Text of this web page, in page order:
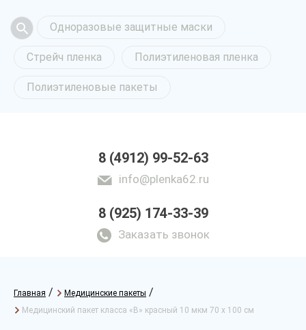
Одноразовые защитные маски
Стрейч пленка Полиэтиленовая пленка
Полиэтиленовые пакеты
8 (4912) 99-52-63
info@plenka62.ru
8 (925) 174-33-39
Заказать звонок
Главная / Медицинские пакеты /
Медицинский пакет класса «В» красный 10 мкм 70 х 100 см